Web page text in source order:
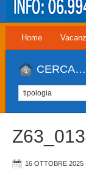
Home
CERCA…
16 OTTOBRE 2025